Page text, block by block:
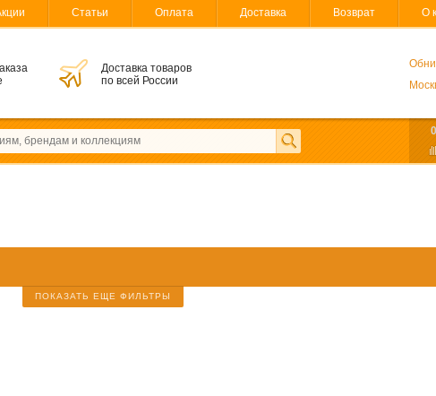
Статьи Оплата Доставка Возврат О
Доставка товаров
по всей России
0
ПОКАЗАТЬ ЕЩЕ ФИЛЬТРЫ